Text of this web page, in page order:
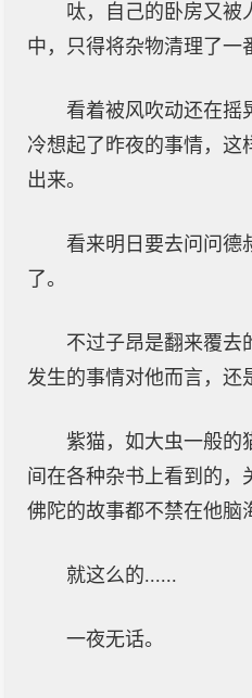
呔，自己的卧房又被
中，只得将杂物清理了一
看着被风吹动还在摇
冷想起了昨夜的事情，这
出来。
看来明日要去问问德
了。
不过子昂是翻来覆去
发生的事情对他而言，还
紫猫，如大虫一般的
间在各种杂书上看到的，
佛陀的故事都不禁在他脑
就这么的......
一夜无话。